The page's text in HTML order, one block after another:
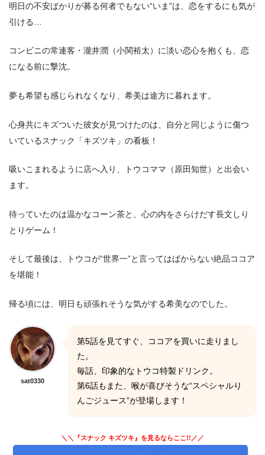
明日の不安ばかりが募る何者でもない“いま”は、恋をするにも気が
引ける…
コンビニの常連客・瀧井潤（小関裕太）に淡い恋心を抱くも、恋
になる前に撃沈。
夢も希望も感じられなくなり、希美は途方に暮れます。
心身共にキズついた彼女が見つけたのは、自分と同じように傷つ
いているスナック「キズツキ」の看板！
吸いこまれるように店へ入り、トウコママ（原田知世）と出会い
ます。
待っていたのは温かなコーン茶と、心の内をさらけだす長文しり
とりゲーム！
そして最後は、トウコが“世界一”と言ってはばからない絶品ココア
を堪能！
帰る頃には、明日も頑張れそうな気がする希美なのでした。
sat0330
第5話を見てすぐ、ココアを買いに走りまし
た。
毎話、印象的なトウコ特製ドリンク。
第6話もまた、喉が喜びそうな“スペシャルり
んごジュース”が登場します！
＼＼『スナック キズツキ』を見るならここ!!／／